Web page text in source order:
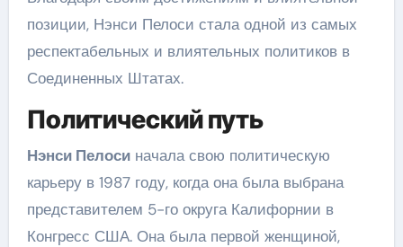
позиции, Нэнси Пелоси стала одной из самых
респектабельных и влиятельных политиков в
Соединенных Штатах.
Политический путь
Нэнси Пелосиначала свою политическую
карьеру в 1987 году, когда она была выбрана
представителем 5-го округа Калифорнии в
Конгресс США. Она была первой женщиной,